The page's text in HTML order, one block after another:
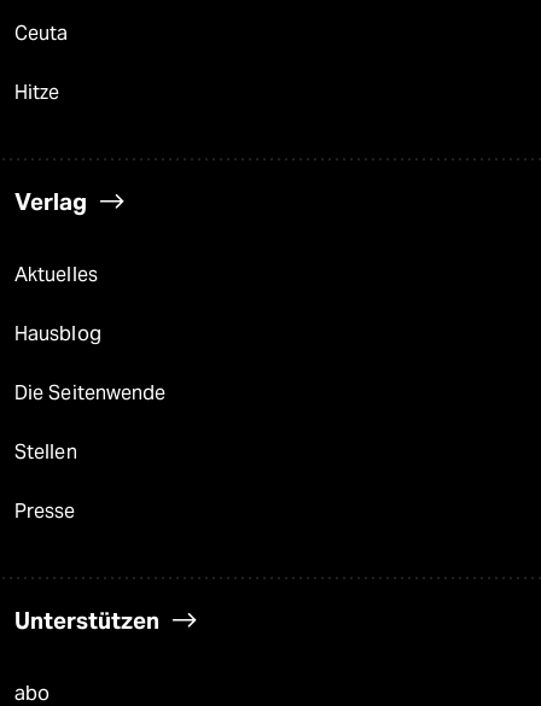
Ceuta
Hitze
Verlag
Aktuelles
Hausblog
Die Seitenwende
Stellen
Presse
Unterstützen
abo